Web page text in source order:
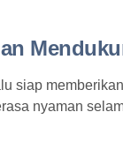
siap
nyaman